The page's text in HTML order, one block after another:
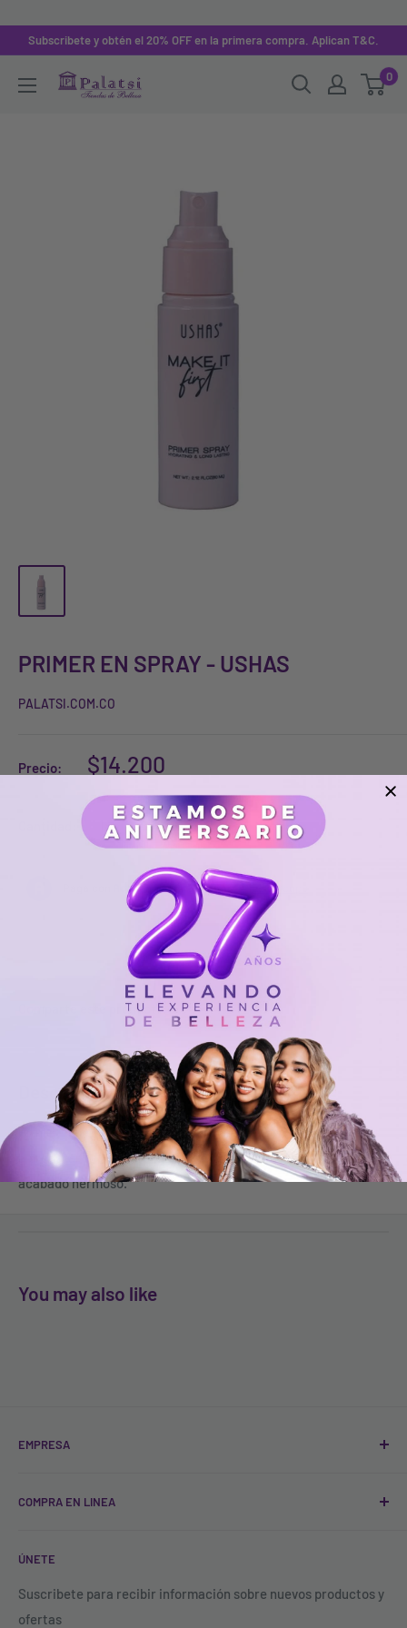
Subscribete y obtén el 20% OFF en la primera compra. Aplican T&C.
0
PRIMER EN SPRAY - USHAS
PALATSI.COM.CO
Precio: $14.200
Agotado
Comparte este producto
Descripción
Primer Makeup First, Ideal para Pieles mixtas a grasas, ayuda
a preparar tu piel para maquillarla, tener un efecto mate y un
acabado hermoso.
You may also like
EMPRESA
Sucursales
Blog
Política de Tratamiento de Datos
Política de descuentos y acumulación de puntos
COMPRA EN LINEA
FAQ'S
Todos los productos
Buscar productos
ÚNETE
Suscribete para recibir información sobre nuevos productos y
ofertas